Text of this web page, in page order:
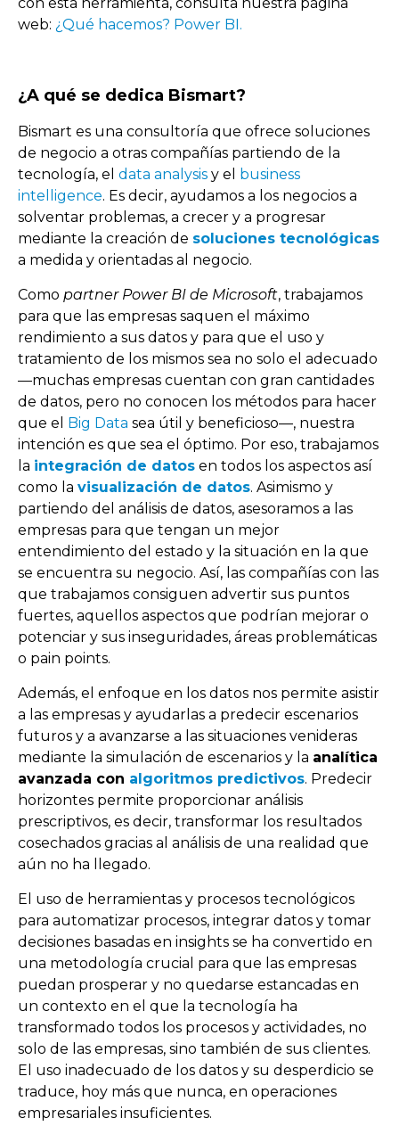
web: ¿Qué hacemos? Power BI.
¿A qué se dedica Bismart?
Bismart es una consultoría que ofrece soluciones
de negocio a otras compañías partiendo de la
tecnología, el data analysis y el business
intelligence. Es decir, ayudamos a los negocios a
solventar problemas, a crecer y a progresar
mediante la creación de soluciones tecnológicas
a medida y orientadas al negocio.
Como partner Power BI de Microsoft, trabajamos
para que las empresas saquen el máximo
rendimiento a sus datos y para que el uso y
tratamiento de los mismos sea no solo el adecuado
—muchas empresas cuentan con gran cantidades
de datos, pero no conocen los métodos para hacer
que el Big Data sea útil y beneficioso—, nuestra
intención es que sea el óptimo. Por eso, trabajamos
la integración de datos en todos los aspectos así
como la visualización de datos. Asimismo y
partiendo del análisis de datos, asesoramos a las
empresas para que tengan un mejor
entendimiento del estado y la situación en la que
se encuentra su negocio. Así, las compañías con las
que trabajamos consiguen advertir sus puntos
fuertes, aquellos aspectos que podrían mejorar o
potenciar y sus inseguridades, áreas problemáticas
o pain points.
Además, el enfoque en los datos nos permite asistir
a las empresas y ayudarlas a predecir escenarios
futuros y a avanzarse a las situaciones venideras
mediante la simulación de escenarios y la analítica
avanzada con algoritmos predictivos. Predecir
horizontes permite proporcionar análisis
prescriptivos, es decir, transformar los resultados
cosechados gracias al análisis de una realidad que
aún no ha llegado.
El uso de herramientas y procesos tecnológicos
para automatizar procesos, integrar datos y tomar
decisiones basadas en insights se ha convertido en
una metodología crucial para que las empresas
puedan prosperar y no quedarse estancadas en
un contexto en el que la tecnología ha
transformado todos los procesos y actividades, no
solo de las empresas, sino también de sus clientes.
El uso inadecuado de los datos y su desperdicio se
traduce, hoy más que nunca, en operaciones
empresariales insuficientes.